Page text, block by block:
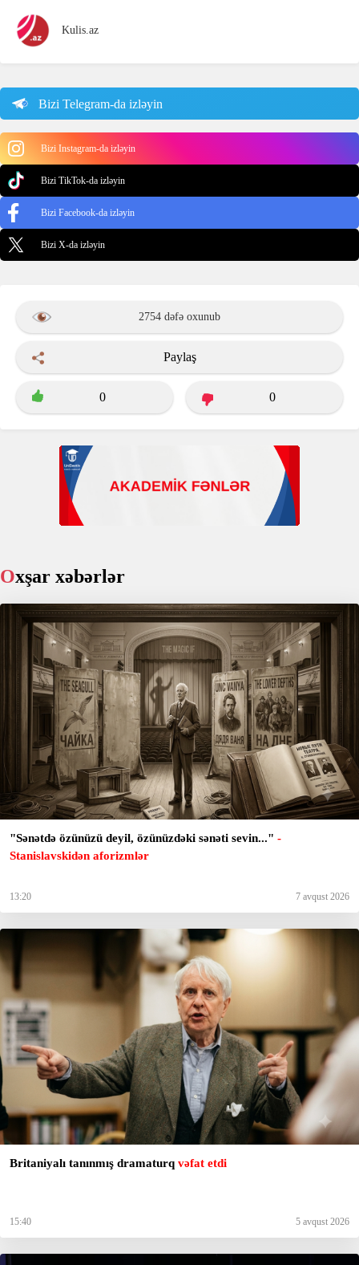
Kulis.az
Bizi Telegram-da izləyin
Bizi Instagram-da izləyin
Bizi TikTok-da izləyin
Bizi Facebook-da izləyin
Bizi X-da izləyin
2754 dəfə oxunub
Paylaş
0 0
Oxşar xəbərlər
"Sənətdə özünüzü deyil, özünüzdəki sənəti sevin..." -
Stanislavskidən aforizmlər
13:20 7 avqust 2026
Britaniyalı tanınmış dramaturq vəfat etdi
15:40 5 avqust 2026